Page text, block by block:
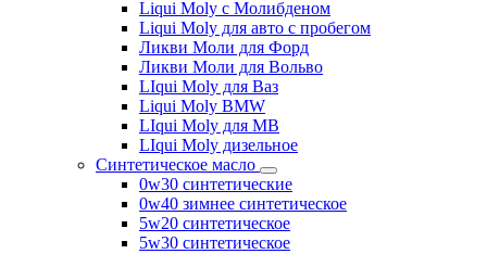
Liqui Moly с Молибденом
Liqui Moly для авто с пробегом
Ликви Моли для Форд
Ликви Моли для Вольво
LIqui Moly для Ваз
Liqui Moly BMW
LIqui Moly для MB
LIqui Moly дизельное
Синтетическое масло
0w30 синтетические
0w40 зимнее синтетическое
5w20 синтетическое
5w30 синтетическое